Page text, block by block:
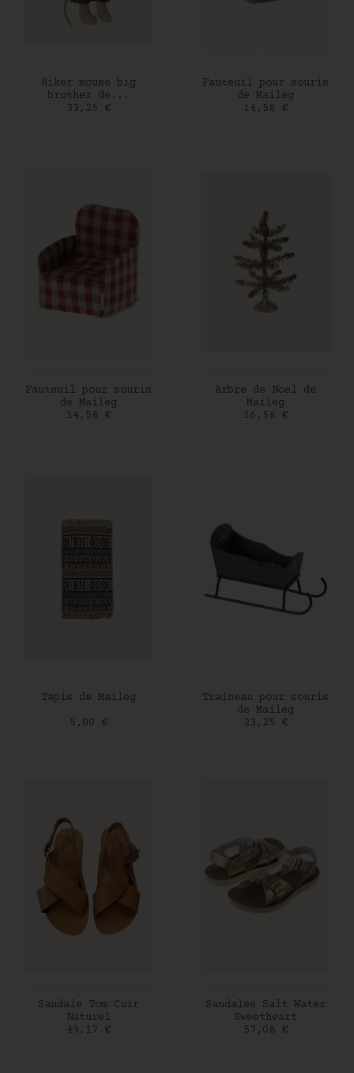
AJOUTER AU PANIER
Hiker mouse big
brother de...
Prix
33,25 €
AJOUTER AU PANIER
Fauteuil pour souris
de Maileg
Prix
14,58 €
AJOUTER AU PANIER
Fauteuil pour souris
de Maileg
Prix
14,58 €
AJOUTER AU PANIER
Arbre de Noel de
Maileg
Prix
16,58 €
AJOUTER AU PANIER
Tapis de Maileg
Prix
5,00 €
AJOUTER AU PANIER
Traineau pour souris
de Maileg
Prix
23,25 €
AJOUTER AU PANIER
Sandale Tom Cuir
Naturel
Prix
49,17 €
AJOUTER AU PANIER
Sandales Salt Water
Sweetheart
Prix
57,08 €